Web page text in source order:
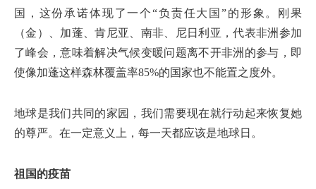
国，这份承诺体现了一个“负责任大国”的形象。刚果
（金）、加蓬、肯尼亚、南非、尼日利亚，代表非洲参加
了峰会，意味着解决气候变暖问题离不开非洲的参与，即
使像加蓬这样森林覆盖率85%的国家也不能置之度外。
地球是我们共同的家园，我们需要现在就行动起来恢复她
的尊严。在一定意义上，每一天都应该是地球日。
祖国的疫苗